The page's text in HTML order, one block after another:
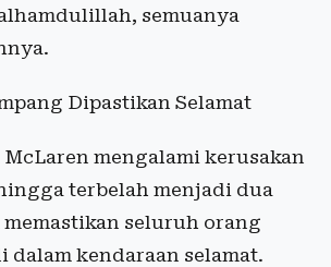
semuanya
Dipastikan Selamat
mengalami kerusakan
terbelah menjadi dua
seluruh orang
dalam kendaraan selamat.